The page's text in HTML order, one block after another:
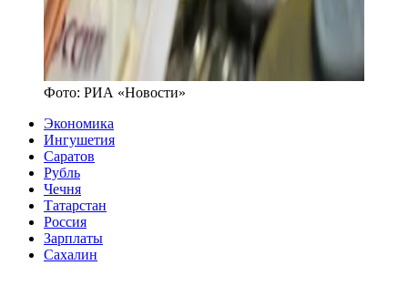
Фото: РИА «Новости»
Экономика
Ингушетия
Саратов
Рубль
Чечня
Татарстан
Россия
Зарплаты
Сахалин